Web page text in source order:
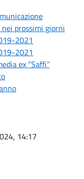
prossimi giorni
2021
2021
ex “Saffi”
14:17